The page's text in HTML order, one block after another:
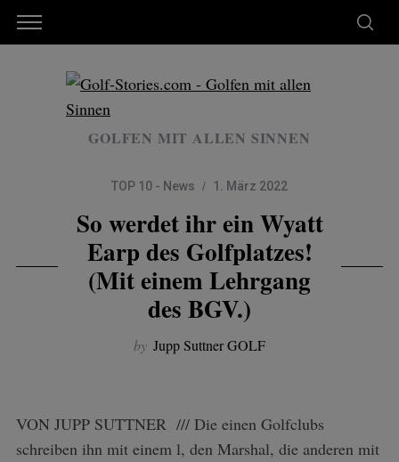
GOLFEN MIT ALLEN SINNEN
TOP 10 - News 1. März 2022
So werdet ihr ein Wyatt
Earp des Golfplatzes!
(Mit einem Lehrgang
des BGV.)
by Jupp Suttner GOLF
VON JUPP SUTTNER /// Die einen Golfclubs
schreiben ihn mit einem l, den Marshal, die anderen mit